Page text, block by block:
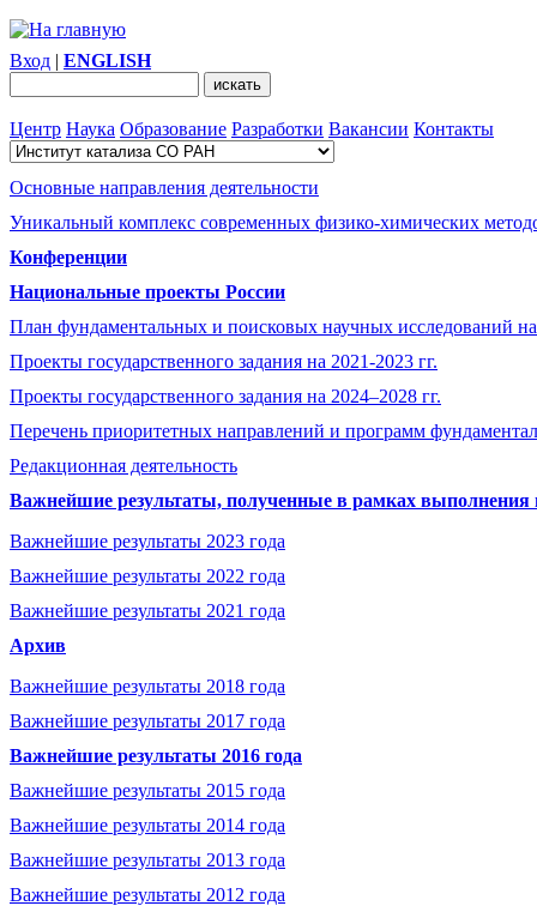
Вход | ENGLISH
Центр Наука Образование Разработки Вакансии Контакты
Основные направления деятельности
Уникальный комплекс современных физико-химических
Конференции
Национальные проекты России
План фундаментальных и поисковых научных исследований
Проекты государственного задания на 2021-2023 гг.
Проекты государственного задания на 2024–2028 гг.
Перечень приоритетных направлений и программ
Редакционная деятельность
Важнейшие результаты, полученные в рамках выполнения
Важнейшие результаты 2023 года
Важнейшие результаты 2022 года
Важнейшие результаты 2021 года
Архив
Важнейшие результаты 2018 года
Важнейшие результаты 2017 года
Важнейшие результаты 2016 года
Важнейшие результаты 2015 года
Важнейшие результаты 2014 года
Важнейшие результаты 2013 года
Важнейшие результаты 2012 года